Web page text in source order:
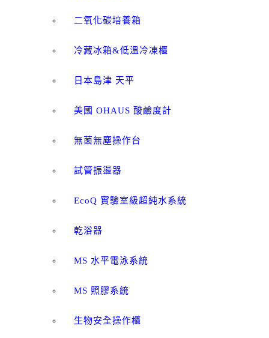
二氧化碳培養箱
冷藏冰箱&低溫冷凍櫃
日本島津 天平
美國 OHAUS 酸鹼度計
無菌無塵操作台
試管振盪器
EcoQ 實驗室級超純水系統
乾浴器
MS 水平電泳系統
MS 照膠系統
生物安全操作櫃